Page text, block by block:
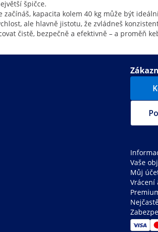
špičce.
kapacita kolem 40 kg může být
ale hlavně jistotu, že zvládneš
čistě, bezpečně a efektivně – a proměň
Vaše
Můj
Vrácení